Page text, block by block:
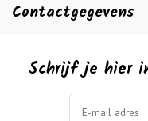
Contactgegevens
Schrijf je hier